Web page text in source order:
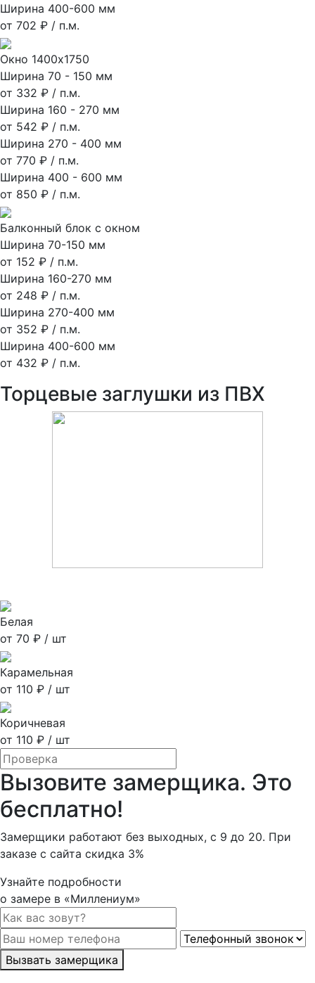
Ширина 400-600 мм
от 702 ₽ / п.м.
Окно 1400х1750
Ширина 70 - 150 мм
от 332 ₽ / п.м.
Ширина 160 - 270 мм
от 542 ₽ / п.м.
Ширина 270 - 400 мм
от 770 ₽ / п.м.
Ширина 400 - 600 мм
от 850 ₽ / п.м.
Балконный блок с окном
Ширина 70-150 мм
от 152 ₽ / п.м.
Ширина 160-270 мм
от 248 ₽ / п.м.
Ширина 270-400 мм
от 352 ₽ / п.м.
Ширина 400-600 мм
от 432 ₽ / п.м.
Торцевые заглушки из ПВХ
Белая
от 70 ₽ / шт
Карамельная
от 110 ₽ / шт
Коричневая
от 110 ₽ / шт
Вызовите замерщика. Это
бесплатно!
Замерщики работают без выходных, с 9 до 20. При
заказе с сайта скидка 3%
Узнайте подробности
о замере в «Миллениум»
Вызвать замерщика